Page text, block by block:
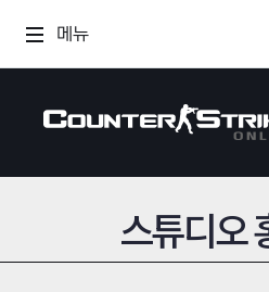
메뉴
스튜디오